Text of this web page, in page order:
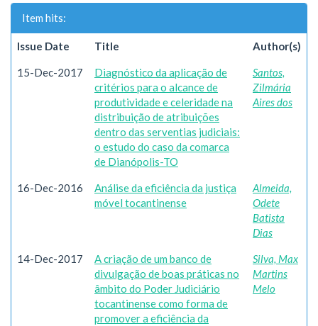
Item hits:
Issue Date Title Author(s)
15-Dec-2017
Diagnóstico da aplicação de
critérios para o alcance de
produtividade e celeridade na
distribuição de atribuições
dentro das serventias judiciais:
o estudo do caso da comarca
de Dianópolis-TO
Santos,
Zilmária
Aires dos
16-Dec-2016
Análise da eficiência da justiça
móvel tocantinense
Almeida,
Odete
Batista
Dias
14-Dec-2017
A criação de um banco de
divulgação de boas práticas no
âmbito do Poder Judiciário
tocantinense como forma de
promover a eficiência da
Silva, Max
Martins
Melo